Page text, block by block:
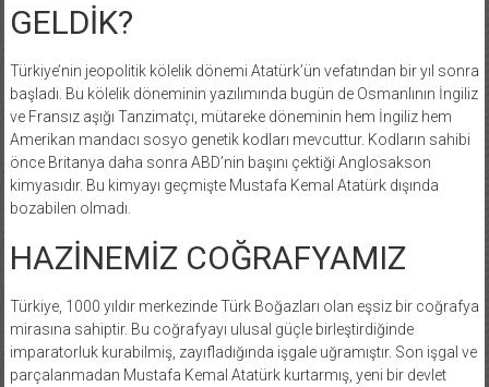
GELDİK?
Türkiye’nin jeopolitik kölelik dönemi Atatürk’ün vefatından bir yıl sonra
başladı. Bu kölelik döneminin yazılımında bugün de Osmanlının İngiliz
ve Fransız aşığı Tanzimatçı, mütareke döneminin hem İngiliz hem
Amerikan mandacı sosyo genetik kodları mevcuttur. Kodların sahibi
önce Britanya daha sonra ABD’nin başını çektiği Anglosakson
kimyasıdır. Bu kimyayı geçmişte Mustafa Kemal Atatürk dışında
bozabilen olmadı.
HAZİNEMİZ COĞRAFYAMIZ
Türkiye, 1000 yıldır merkezinde Türk Boğazları olan eşsiz bir coğrafya
mirasına sahiptir. Bu coğrafyayı ulusal güçle birleştirdiğinde
imparatorluk kurabilmiş, zayıfladığında işgale uğramıştır. Son işgal ve
parçalanmadan Mustafa Kemal Atatürk kurtarmış, yeni bir devlet